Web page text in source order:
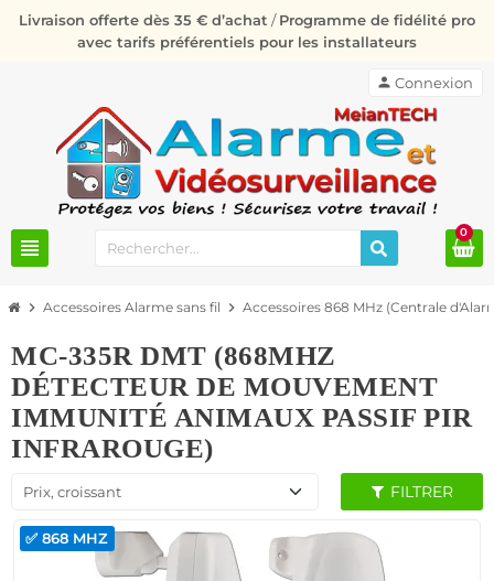
Livraison offerte dès 35 € d’achat /Programme de fidélité pro
avec tarifs préférentiels pour les installateurs
view_headline
person Connexion
0
chevron_right Accessoires Alarme sans fil chevron_right Accessoires 868 MHz (Centrale
MC-335R DMT (868MHZ
DÉTECTEUR DE MOUVEMENT
IMMUNITÉ ANIMAUX PASSIF PIR
INFRAROUGE)
Prix, croissant FILTRER
✅ 868 MHZ